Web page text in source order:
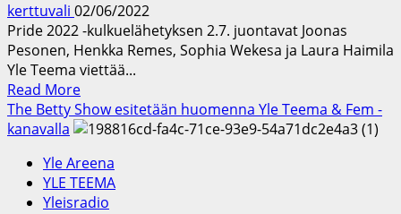
kerttuvali 02/06/2022
Pride 2022 -kulkuelähetyksen 2.7. juontavat Joonas
Pesonen, Henkka Remes, Sophia Wekesa ja Laura Haimila
Yle Teema viettää...
Read MoreRead
more
about
Teema
ylpeänä
esittää:
The Betty Show esitetään huomenna Yle Teema & Fem -
kanavalla
Yle Areena
YLE TEEMA
Yleisradio